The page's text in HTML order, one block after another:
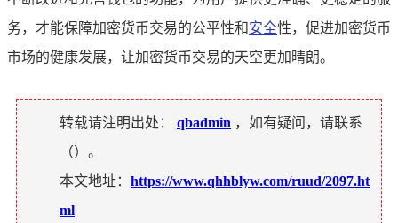
务，才能保障加密货币交易的公平性和安全性，促进加密货币
市场的健康发展，让加密货币交易的天空更加晴朗。
转载请注明出处： qbadmin ，如有疑问，请联系
（）。
本文地址： https://www.qhhblyw.com/ruud/2097.ht
ml